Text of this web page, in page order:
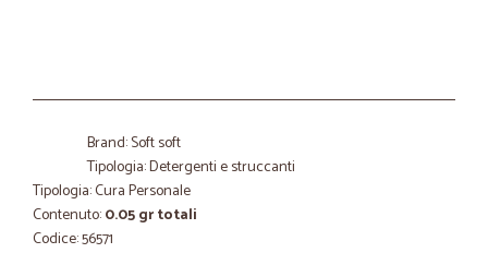
Brand: Soft soft
Tipologia: Detergenti e struccanti
Tipologia: Cura Personale
Contenuto:0.05 gr totali
Codice: 56571